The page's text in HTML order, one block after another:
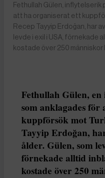
Fethullah Gülen,
att ha organiserat ett
Recep Tayyip Erdoğan, har
levde i exil i USA, förnekade
kostade över 250
Fethullah Gülen,
som anklagades
kuppförsök mot
Tayyip Erdoğan,
ålder. Gülen, som
förnekade alltid
kostade över 250